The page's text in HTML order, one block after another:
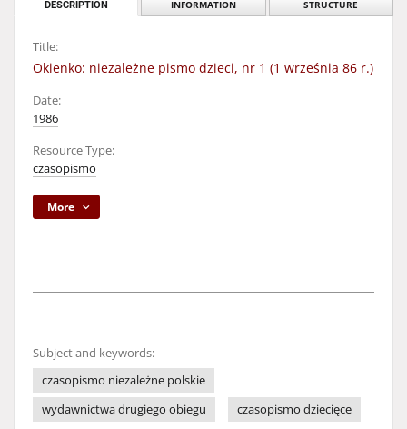
DESCRIPTION INFORMATION STRUCTURE
Title:
Okienko: niezależne pismo dzieci, nr 1 (1 września 86 r.)
Date:
1986
Resource Type:
czasopismo
More
Subject and keywords:
czasopismo niezależne polskie
wydawnictwa drugiego obiegu
czasopismo dziecięce